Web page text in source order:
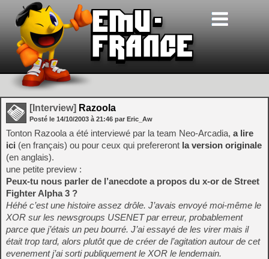
[Interview] Razoola
Posté le 14/10/2003 à 21:46 par Eric_Aw
Tonton Razoola a été interviewé par la team Neo-Arcadia, a lire
ici (en français) ou pour ceux qui prefereront la version originale
(en anglais).
une petite preview :
Peux-tu nous parler de l’anecdote a propos du x-or de Street
Fighter Alpha 3 ?
Héhé c’est une histoire assez drôle. J’avais envoyé moi-même le
XOR sur les newsgroups USENET par erreur, probablement
parce que j’étais un peu bourré. J’ai essayé de les virer mais il
était trop tard, alors plutôt que de créer de l’agitation autour de cet
evenement j’ai sorti publiquement le XOR le lendemain.